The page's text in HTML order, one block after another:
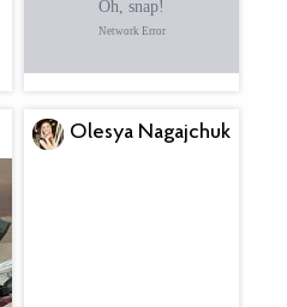
Olesya Nagajchuk